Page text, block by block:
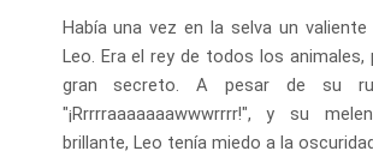
Había una vez en la selva un valiente
Leo. Era el rey de todos los animales,
gran secreto. A pesar de su
"¡Rrrrraaaaaaawwwrrrr!", y su
brillante, Leo tenía miedo a la